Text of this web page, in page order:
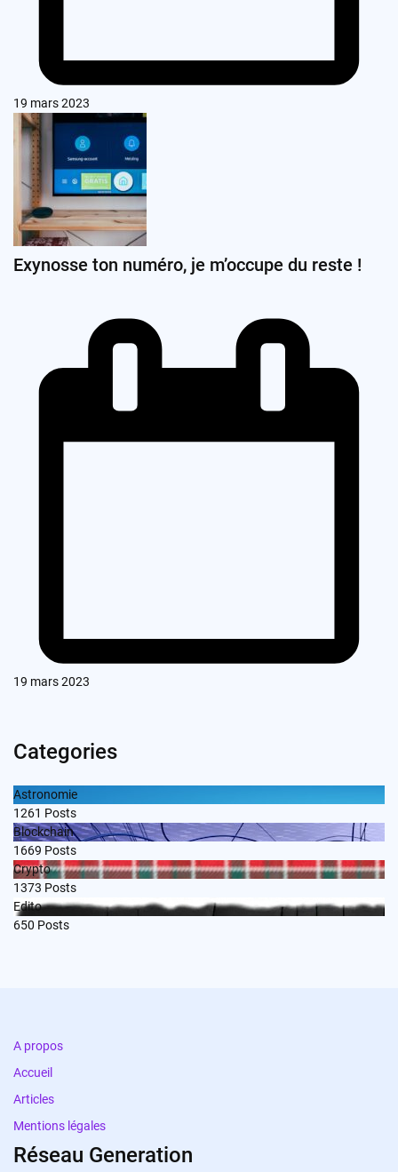
19 mars 2023
Exynosse ton numéro, je m’occupe du reste !
19 mars 2023
Categories
Astronomie
1261 Posts
Blockchain
1669 Posts
Crypto
1373 Posts
Edito
650 Posts
A propos
Accueil
Articles
Mentions légales
Réseau Generation